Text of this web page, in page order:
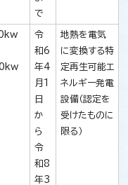
で
令
和6
年4
月1
日
か
ら
令
和8
年3
地熱を電気
に変換する特
定再生可能エ
ネルギー発電
設備（認定を
受けたものに
限る）